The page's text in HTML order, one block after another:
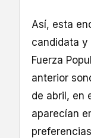
Así, esta
candidata y
Fuerza
anterior
de abril, en
aparecían